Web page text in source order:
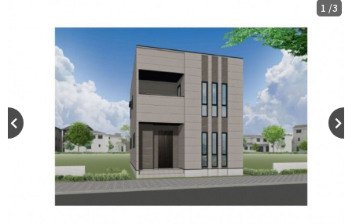
1 /3